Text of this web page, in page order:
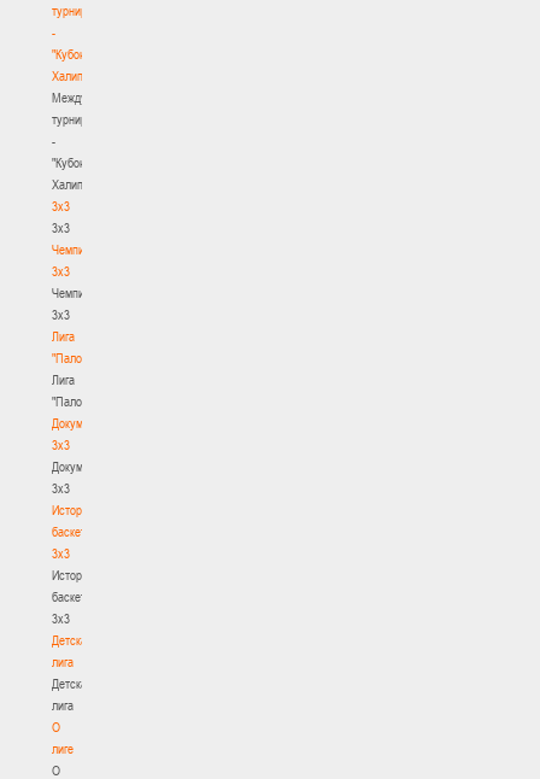
турнир
-
"Кубок
Халипского"
Международный
турнир
-
"Кубок
Халипского"
3x3
3x3
Чемпионат
3х3
Чемпионат
3х3
Лига
"Палова"
Лига
"Палова"
Документы
3х3
Документы
3х3
История
баскетбола
3х3
История
баскетбола
3х3
Детская
лига
Детская
лига
О
лиге
О